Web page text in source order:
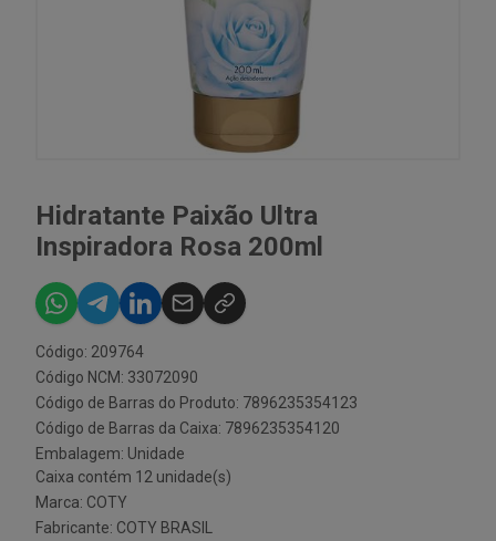
Hidratante Paixão Ultra
Inspiradora Rosa 200ml
Código: 209764
Código NCM: 33072090
Código de Barras do Produto: 7896235354123
Código de Barras da Caixa: 7896235354120
Embalagem: Unidade
Caixa contém 12 unidade(s)
Marca: COTY
Fabricante: COTY BRASIL